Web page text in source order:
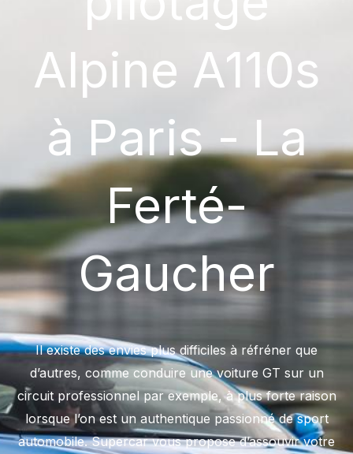
Alpine A110s
à Paris - La
Ferté-
Gaucher
Il existe des envies plus difficiles à réfréner que
d’autres, comme conduire une voiture GT sur un
circuit professionnel par exemple, à plus forte raison
lorsque l’on est un authentique passionné de sport
automobile. Supercar vous propose d’assouvir votre